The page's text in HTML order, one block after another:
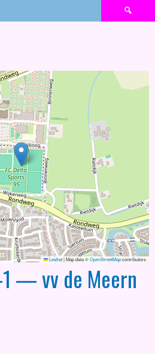
Zoeken
naar:
Leaflet|Map data ©OpenStreetMapcontributors
1 — vv de Meern